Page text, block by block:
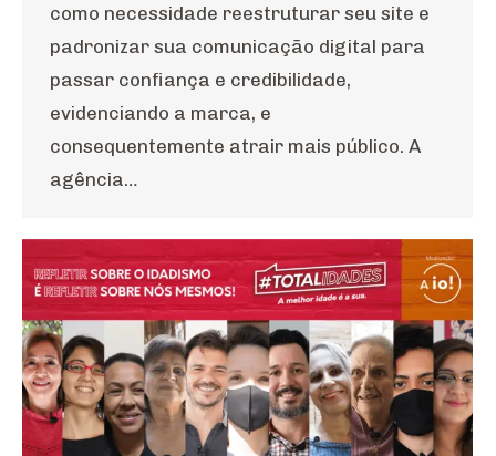
como necessidade reestruturar seu site e
padronizar sua comunicação digital para
passar confiança e credibilidade,
evidenciando a marca, e
consequentemente atrair mais público. A
agência…